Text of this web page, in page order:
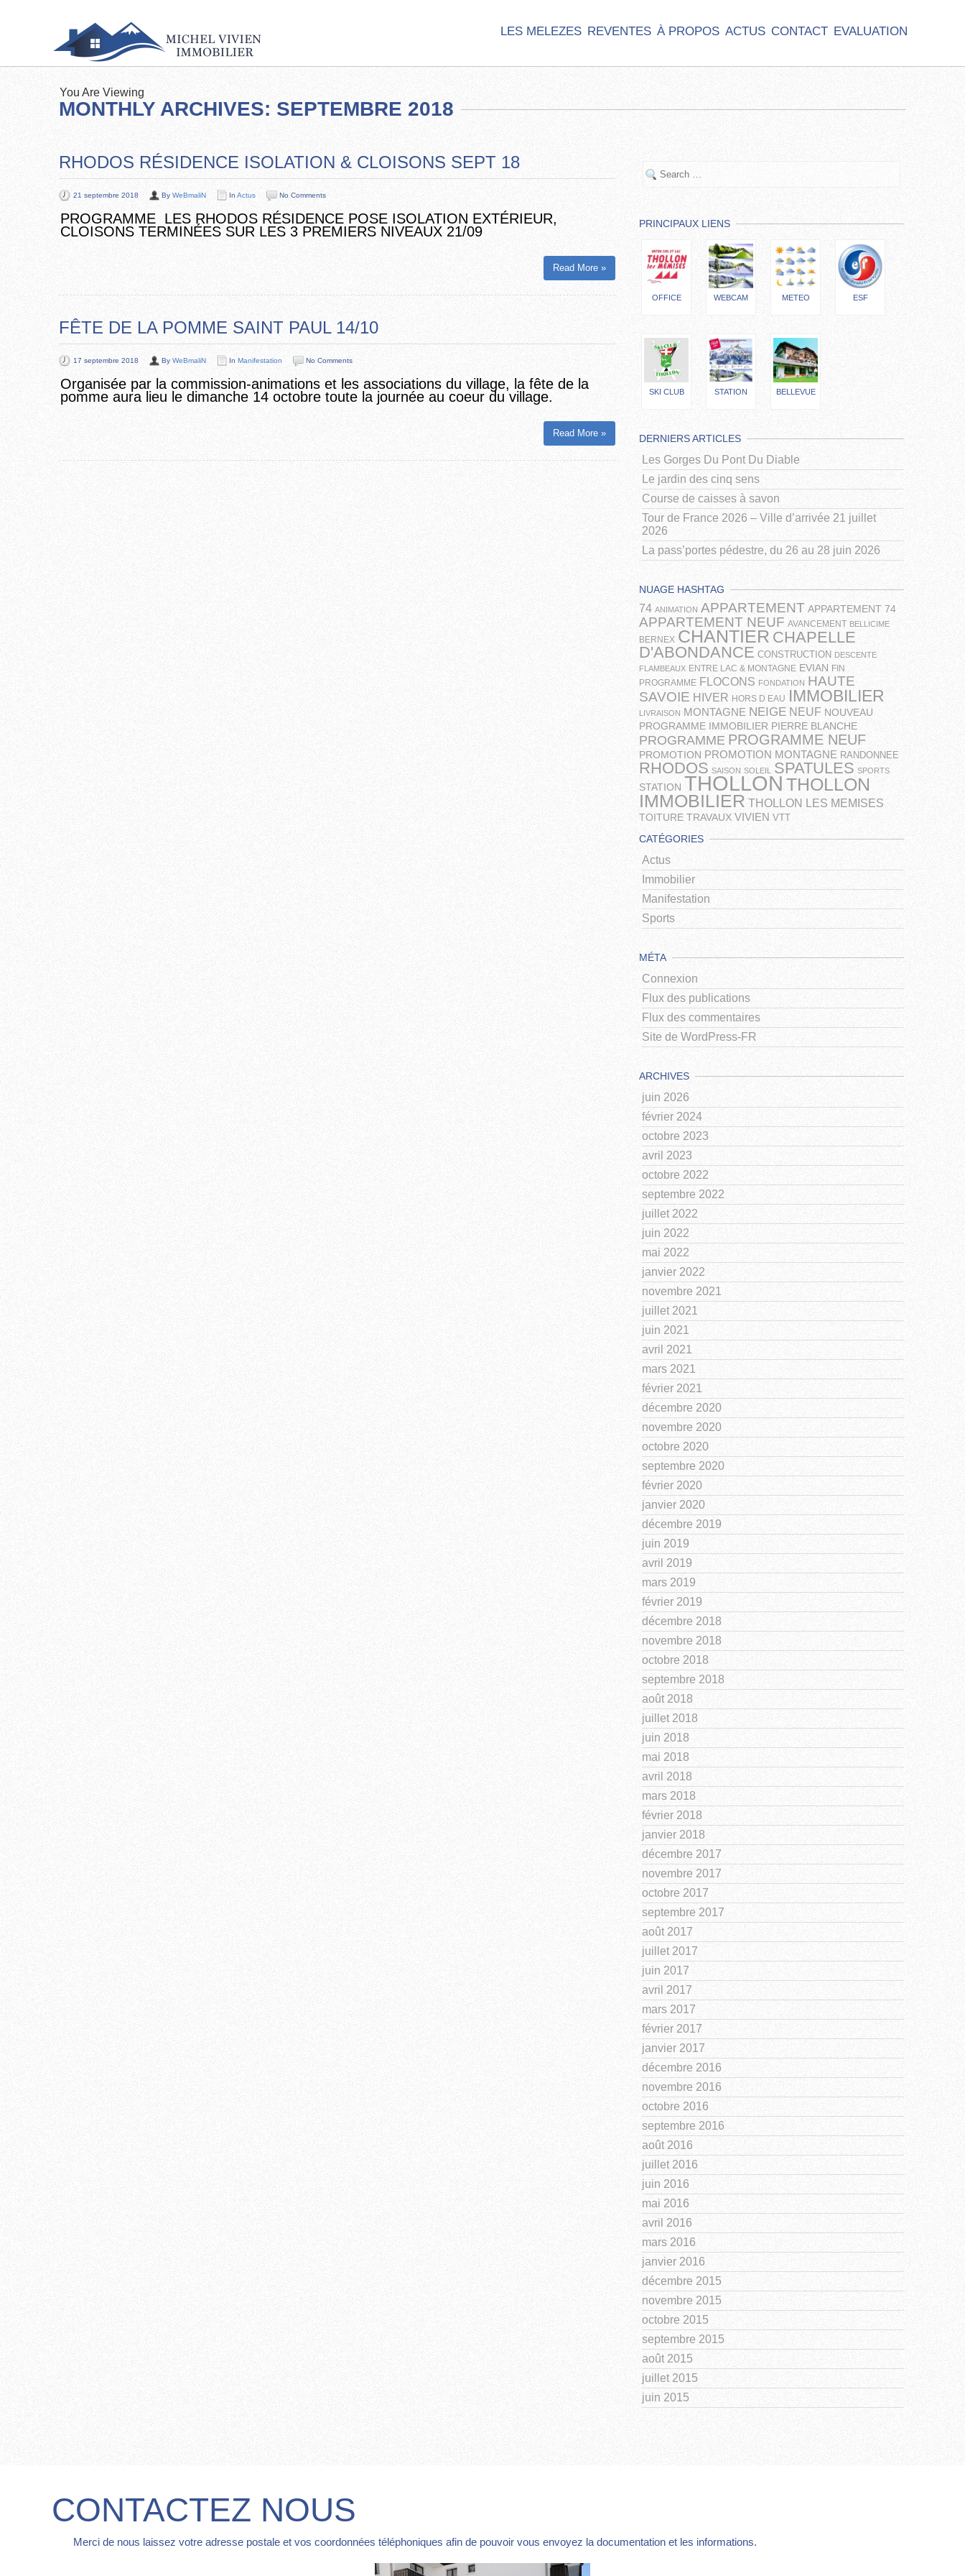
LES MELEZES REVENTES À PROPOS ACTUS CONTACT EVALUATION
You Are Viewing
MONTHLY ARCHIVES: SEPTEMBRE 2018
RHODOS RÉSIDENCE ISOLATION & CLOISONS SEPT 18
21 septembre 2018 By WeBmaliN In Actus No Comments
PROGRAMME LES RHODOS RÉSIDENCE POSE ISOLATION EXTÉRIEUR,
CLOISONS TERMINÉES SUR LES 3 PREMIERS NIVEAUX 21/09
Read More »
FÊTE DE LA POMME SAINT PAUL 14/10
17 septembre 2018 By WeBmaliN In Manifestation No Comments
Organisée par la commission-animations et les associations du village, la fête de la
pomme aura lieu le dimanche 14 octobre toute la journée au coeur du village.
Read More »
PRINCIPAUX LIENS
OFFICE WEBCAM METEO ESF
SKI CLUB STATION BELLEVUE
DERNIERS ARTICLES
Les Gorges Du Pont Du Diable
Le jardin des cinq sens
Course de caisses à savon
Tour de France 2026 – Ville d’arrivée 21 juillet
2026
La pass’portes pédestre, du 26 au 28 juin 2026
NUAGE HASHTAG
74 ANIMATION APPARTEMENT APPARTEMENT 74
APPARTEMENT NEUF AVANCEMENT BELLICIME
BERNEX CHANTIER CHAPELLE
D'ABONDANCE CONSTRUCTION DESCENTE
FLAMBEAUX ENTRE LAC & MONTAGNE EVIAN FIN
PROGRAMME FLOCONS FONDATION HAUTE
SAVOIE HIVER HORS D EAU IMMOBILIER
LIVRAISON MONTAGNE NEIGE NEUF NOUVEAU
PROGRAMME IMMOBILIER PIERRE BLANCHE
PROGRAMME PROGRAMME NEUF
PROMOTION PROMOTION MONTAGNE RANDONNEE
RHODOS SAISON SOLEIL SPATULES SPORTS
STATION THOLLON THOLLON
IMMOBILIER THOLLON LES MEMISES
TOITURE TRAVAUX VIVIEN VTT
CATÉGORIES
Actus
Immobilier
Manifestation
Sports
MÉTA
Connexion
Flux des publications
Flux des commentaires
Site de WordPress-FR
ARCHIVES
juin 2026
février 2024
octobre 2023
avril 2023
octobre 2022
septembre 2022
juillet 2022
juin 2022
mai 2022
janvier 2022
novembre 2021
juillet 2021
juin 2021
avril 2021
mars 2021
février 2021
décembre 2020
novembre 2020
octobre 2020
septembre 2020
février 2020
janvier 2020
décembre 2019
juin 2019
avril 2019
mars 2019
février 2019
décembre 2018
novembre 2018
octobre 2018
septembre 2018
août 2018
juillet 2018
juin 2018
mai 2018
avril 2018
mars 2018
février 2018
janvier 2018
décembre 2017
novembre 2017
octobre 2017
septembre 2017
août 2017
juillet 2017
juin 2017
avril 2017
mars 2017
février 2017
janvier 2017
décembre 2016
novembre 2016
octobre 2016
septembre 2016
août 2016
juillet 2016
juin 2016
mai 2016
avril 2016
mars 2016
janvier 2016
décembre 2015
novembre 2015
octobre 2015
septembre 2015
août 2015
juillet 2015
juin 2015
CONTACTEZ NOUS
Merci de nous laissez votre adresse postale et vos coordonnées téléphoniques afin de pouvoir vous envoyez la documentation et les informations.